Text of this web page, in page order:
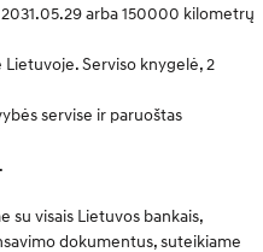
arba 150000 kilometrų
Serviso knygelė, 2
servise ir paruoštas
su visais Lietuvos bankais,
dokumentus, suteikiame